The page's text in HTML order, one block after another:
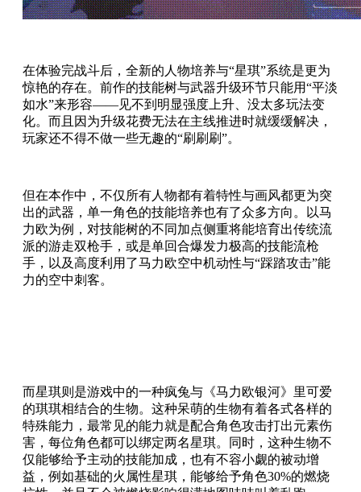
在体验完战斗后，全新的人物培养与“星琪”系统是更为
惊艳的存在。前作的技能树与武器升级环节只能用“平淡
如水”来形容——见不到明显强度上升、没太多玩法变
化。而且因为升级花费无法在主线推进时就缓缓解决，
玩家还不得不做一些无趣的“刷刷刷”。
但在本作中，不仅所有人物都有着特性与画风都更为突
出的武器，单一角色的技能培养也有了众多方向。以马
力欧为例，对技能树的不同加点侧重将能培育出传统流
派的游走双枪手，或是单回合爆发力极高的技能流枪
手，以及高度利用了马力欧空中机动性与“踩踏攻击”能
力的空中刺客。
而星琪则是游戏中的一种疯兔与《马力欧银河》里可爱
的琪琪相结合的生物。这种呆萌的生物有着各式各样的
特殊能力，最常见的能力就是配合角色攻击打出元素伤
害，每位角色都可以绑定两名星琪。同时，这种生物不
仅能够给予主动的技能加成，也有不容小觑的被动增
益，例如基础的火属性星琪，能够给予角色30%的燃烧